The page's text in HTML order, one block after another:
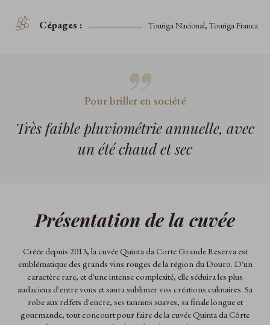
Cépages : Touriga Nacional, Touriga Franca
Pour briller en société
Très faible pluviométrie annuelle, avec
un été chaud et sec
Présentation de la cuvée
Créée depuis 2013, la cuvée Quinta da Corte Grande Reserva est
emblématique des grands vins rouges de la région du Douro. D'un
caractère rare, et d'une intense complexité, elle séduira les plus
audacieux d'entre vous et saura sublimer vos créations culinaires. Sa
robe aux relfets d'encre, ses tannins suaves, sa finale longue et
gourmande, tout concourt pour faire de la cuvée Quinta da Côrte